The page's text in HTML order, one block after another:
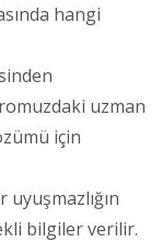
hangi
uzman
için
bilgiler verilir.